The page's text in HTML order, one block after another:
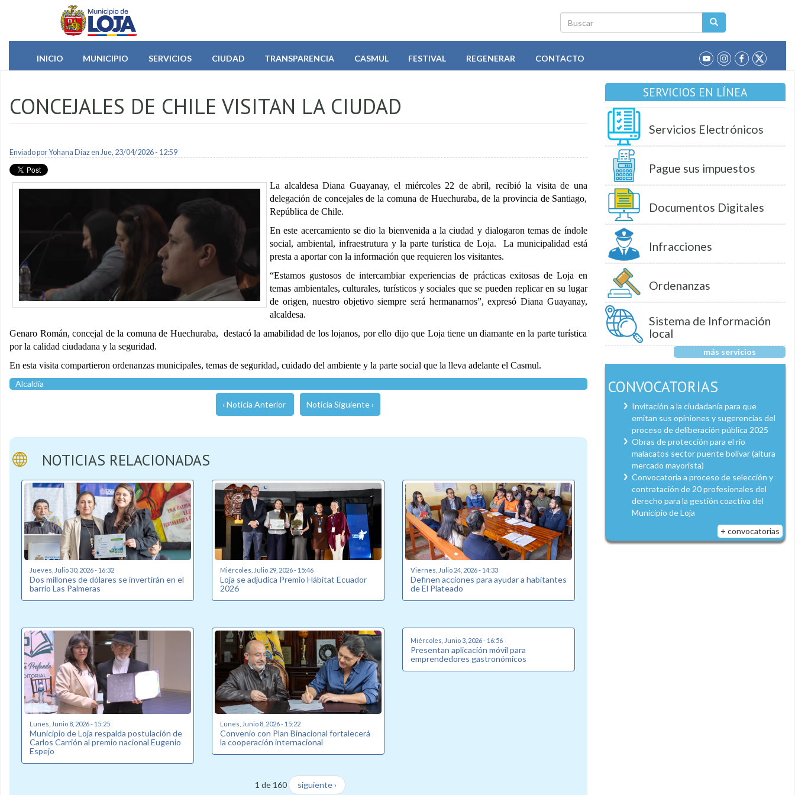
Pasar al contenido principal
Buscar
INICIO
MUNICIPIO SERVICIOS CIUDAD TRANSPARENCIA CASMUL FESTIVAL REGENERAR CONTACTO
CONCEJALES DE CHILE VISITAN LA CIUDAD
Enviado porYohana Diazen Jue, 23/04/2026 - 12:59
La alcaldesa Diana Guayanay, el miércoles 22 de abril, recibió la visita de una
delegación de concejales de la comuna de Huechuraba, de la provincia de Santiago,
República de Chile.
En este acercamiento se dio la bienvenida a la ciudad y dialogaron temas de índole
social, ambiental, infraestrutura y la parte turística de Loja. La municipalidad está
presta a aportar con la información que requieren los visitantes.
“Estamos gustosos de intercambiar experiencias de prácticas exitosas de Loja en
temas ambientales, culturales, turísticos y sociales que se pueden replicar en su lugar
de origen, nuestro objetivo siempre será hermanarnos”, expresó Diana Guayanay,
alcaldesa.
Genaro Román, concejal de la comuna de Huechuraba, destacó la amabilidad de los lojanos, por ello dijo que Loja tiene un diamante en la parte turística
por la calidad ciudadana y la seguridad.
En esta visita compartieron ordenanzas municipales, temas de seguridad, cuidado del ambiente y la parte social que la lleva adelante el Casmul.
Alcaldía
‹ Noticia Anterior Noticia Siguiente ›
NOTICIAS RELACIONADAS
Jueves, Julio 30, 2026 - 16:32
Dos millones de dólares se invertirán en el
barrio Las Palmeras
Miércoles, Julio 29, 2026 - 15:46
Loja se adjudica Premio Hábitat Ecuador
2026
Viernes, Julio 24, 2026 - 14:33
Definen acciones para ayudar a habitantes
de El Plateado
Lunes, Junio 8, 2026 - 15:25
Municipio de Loja respalda postulación de
Carlos Carrión al premio nacional Eugenio
Espejo
Lunes, Junio 8, 2026 - 15:22
Convenio con Plan Binacional fortalecerá
la cooperación internacional
Miércoles, Junio 3, 2026 - 16:56
Presentan aplicación móvil para
emprendedores gastronómicos
1 de 160 siguiente ›
SERVICIOS EN LÍNEA
Servicios Electrónicos
Pague sus impuestos
Documentos Digitales
Infracciones
Ordenanzas
Sistema de Información
local
más servicios
CONVOCATORIAS
Invitación a la ciudadanía para que
emitan sus opiniones y sugerencias del
proceso de deliberación pública 2025
Obras de protección para el río
malacatos sector puente bolívar (altura
mercado mayorista)
Convocatoria a proceso de selección y
contratación de 20 profesionales del
derecho para la gestión coactiva del
Municipio de Loja
+ convocatorias